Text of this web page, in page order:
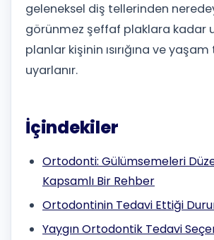
geleneksel diş tellerinden
görünmez şeffaf plaklara kadar
planlar kişinin ısırığına ve
uyarlanır.
İçindekiler
Ortodonti: Gülümsemeleri
Kapsamlı Bir Rehber
Ortodontinin Tedavi Ettiği
Yaygın Ortodontik Tedavi